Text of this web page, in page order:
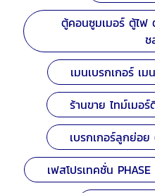
ตู้คอนซูมเมอร์ ตู้ไฟ
ช
เมนเบรกเกอร์
ร้านขาย ไทม์เมอ
เบรกเกอร์ลูกย่อ
เฟสโปรเทคชั่น